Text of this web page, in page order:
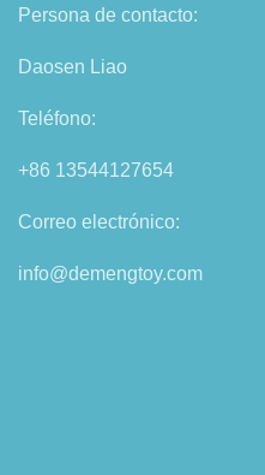
Persona de contacto:
Daosen Liao
Teléfono:
+86 13544127654
Correo electrónico:
info@demengtoy.com